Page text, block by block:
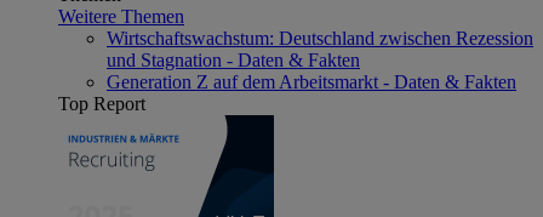
Weitere Themen
Wirtschaftswachstum: Deutschland zwischen Rezession
und Stagnation - Daten & Fakten
Generation Z auf dem Arbeitsmarkt - Daten & Fakten
Top Report